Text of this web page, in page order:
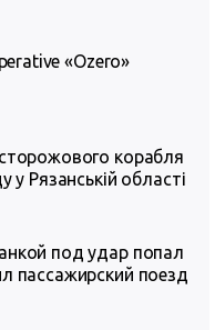
«Ozero»
корабля
Рязанській області
под удар попал
пассажирский поезд